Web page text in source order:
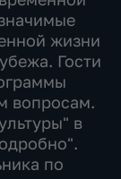
жизни
Гости
вопросам.
в
по